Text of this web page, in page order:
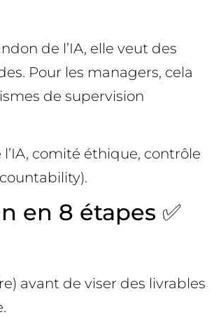
de l’IA, elle veut des
Pour les managers, cela
de supervision
comité éthique, contrôle
en 8 étapes ✅
avant de viser des livrables